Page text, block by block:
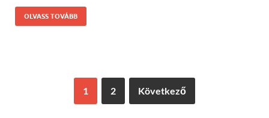
OLVASS TOVÁBB
1 2 Következő